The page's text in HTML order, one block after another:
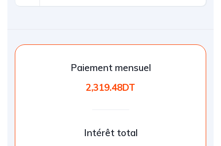
Paiement mensuel
2,319.48DT
Intérêt total